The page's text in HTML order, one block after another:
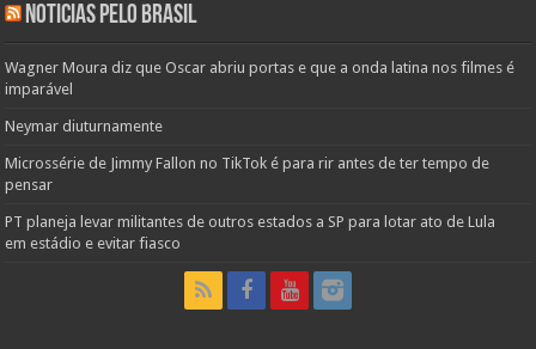
Noticias pelo Brasil
Wagner Moura diz que Oscar abriu portas e que a onda latina nos filmes é
imparável
Neymar diuturnamente
Microssérie de Jimmy Fallon no TikTok é para rir antes de ter tempo de
pensar
PT planeja levar militantes de outros estados a SP para lotar ato de Lula
em estádio e evitar fiasco